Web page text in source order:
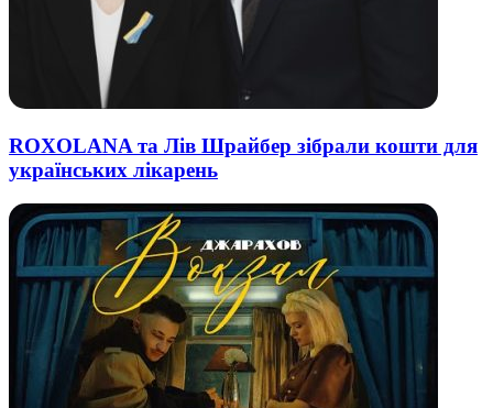
ROXOLANA та Лів Шрайбер зібрали кошти для
українських лікарень